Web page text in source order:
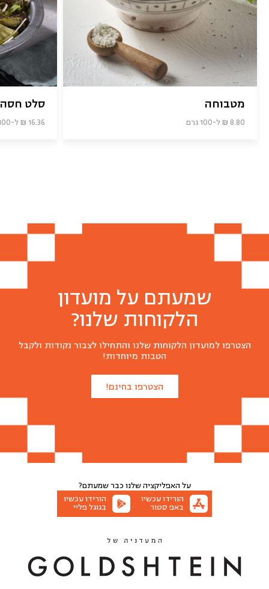
מטבוחה
8.80 ₪ ל-100 גרם
סלט
16.36 ₪ ל-100 גרם
שמעתם על מועדון
הלקוחות שלנו?
הצטרפו למועדון הלקוחות שלנו והתחילו לצבור נקודות ולקבל
הטבות מיוחדות!
הצטרפו בחינם!
על האפליקציה שלנו כבר שמעתם?
הורידו עכשיו
באפ סטור
הורידו עכשיו
בגוגל פליי